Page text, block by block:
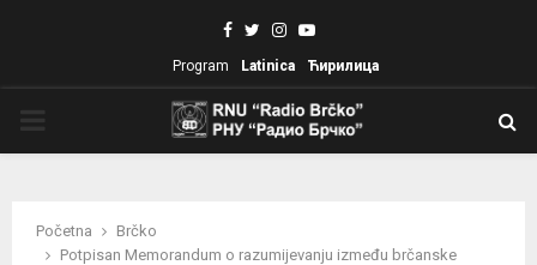
Facebook
TwitterInstagram
Youtube
Program Latinica Ћирилица
Početna
Brčko
Potpisan Memorandum o razumijevanju između brčanske